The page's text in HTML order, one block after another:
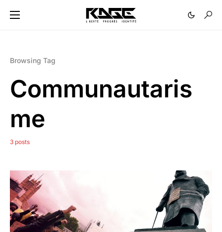
Browsing Tag
Communautaris
me
3 posts